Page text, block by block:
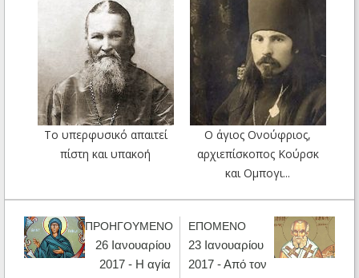
Το υπερφυσικό απαιτεί
πίστη και υπακοή
Ο άγιος Ονούφριος,
αρχιεπίσκοπος Κούρσκ
και Ομπογι...
ΠΡΟΗΓΟΥΜΕΝΟ
26 Ιανουαρίου
2017 - Η αγία
ΕΠΟΜΕΝΟ
23 Ιανουαρίου
2017 - Από τον